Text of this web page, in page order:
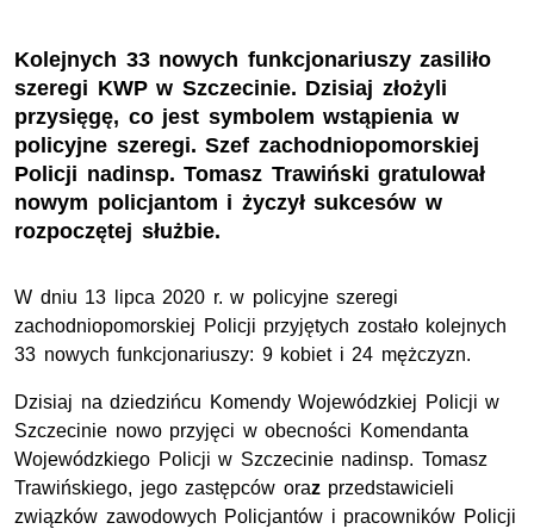
Kolejnych 33 nowych funkcjonariuszy zasiliło
szeregi KWP w Szczecinie. Dzisiaj złożyli
przysięgę, co jest symbolem wstąpienia w
policyjne szeregi. Szef zachodniopomorskiej
Policji nadinsp. Tomasz Trawiński gratulował
nowym policjantom i życzył sukcesów w
rozpoczętej służbie.
W dniu 13 lipca 2020 r. w policyjne szeregi
zachodniopomorskiej Policji przyjętych zostało kolejnych
33 nowych funkcjonariuszy: 9 kobiet i 24 mężczyzn.
Dzisiaj na dziedzińcu Komendy Wojewódzkiej Policji w
Szczecinie nowo przyjęci w obecności Komendanta
Wojewódzkiego Policji w Szczecinie nadinsp. Tomasz
Trawińskiego, jego zastępców oraz przedstawicieli
związków zawodowych Policjantów i pracowników Policji